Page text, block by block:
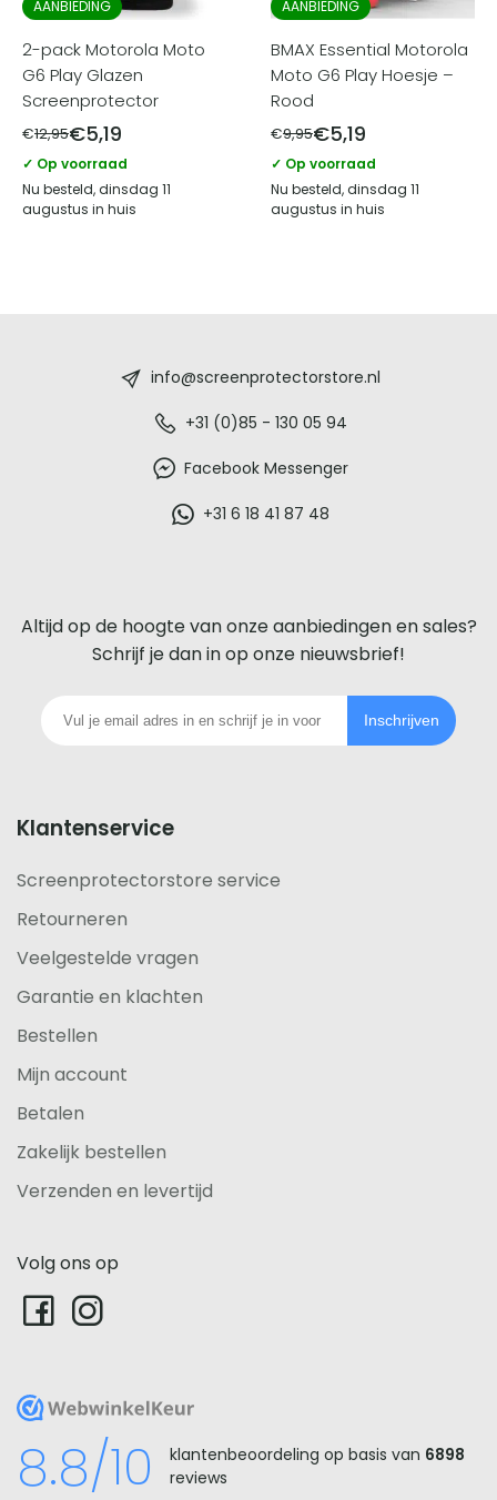
AANBIEDING
2-pack Motorola Moto
G6 Play Glazen
Screenprotector
€12,95€5,19
✓ Op voorraad
Nu besteld, dinsdag 11
augustus in huis
AANBIEDING
BMAX Essential Motorola
Moto G6 Play Hoesje –
Rood
€9,95€5,19
✓ Op voorraad
Nu besteld, dinsdag 11
augustus in huis
voor
iedere
telefoon
info@screenprotectorstore.nl
+31 (0)85 - 130 05 94
Facebook Messenger
+31 6 18 41 87 48
Altijd op de hoogte van onze aanbiedingen en sales?
Schrijf je dan in op onze nieuwsbrief!
Inschrijven
Klantenservice
Screenprotectorstore service
Retourneren
Veelgestelde vragen
Garantie en klachten
Bestellen
Mijn account
Betalen
Zakelijk bestellen
Verzenden en levertijd
Volg ons op
WebwinkelKeur
8.8/10 klantenbeoordeling op basis van 6898
reviews